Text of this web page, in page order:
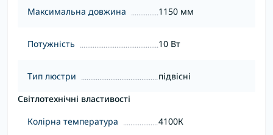
Максимальна довжина 1150 мм
Потужність 10 Вт
Тип люстри
підвісні
Світлотехнічні властивості
Колірна температура
4100К